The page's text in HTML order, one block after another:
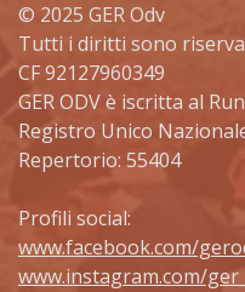
© 2025 GER Odv
Tutti i diritti sono
CF 92127960349
GER ODV è iscritta al
Registro Unico
Repertorio: 55404
Profili social:
www.facebook.com/
www.instagram.com/